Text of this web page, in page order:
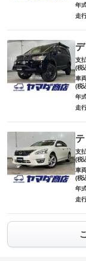
年
走
支
(税
車
(税
年
走
支
(税
車
(税
年
走